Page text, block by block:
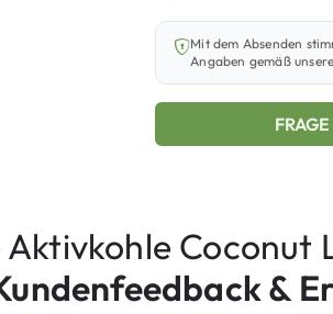
Mit dem Absenden
Angaben gemäß
Aktivkohle Coconut
&